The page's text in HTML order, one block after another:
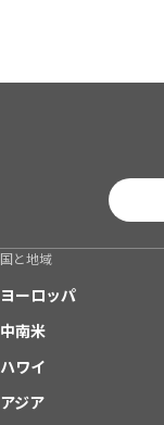
国と地域
ヨーロッパ
中南米
ハワイ
アジア